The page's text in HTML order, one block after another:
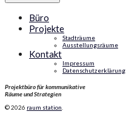
Büro
Projekte
Stadträume
Ausstellungsräume
Kontakt
Impressum
Datenschutzerklärung
Projektbüro für kommunikative
Räume und Strategien
© 2026 raum station